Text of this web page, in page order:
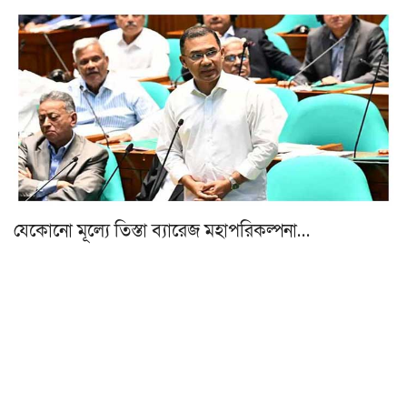
যেকোনো মূল্যে তিস্তা ব্যারেজ মহাপরিকল্পনা…